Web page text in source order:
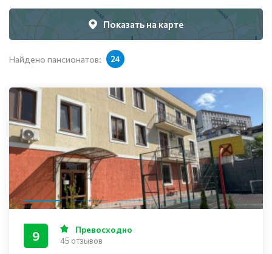
Показать на карте
Найдено пансионатов: 24
9 Превосходно
45 отзывов